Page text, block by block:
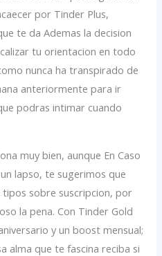
por Tinder Plus,
te da Ademas la decision
tu orientacion en todo
nunca ha transpirado de
anteriormente para ir
podras intimar cuando
muy bien, aunque En Caso
lapso, te sugerimos que
sobre suscripcion, por
la pena. Con Tinder Gold
y un boost mensual;
alma que te fascina reciba si